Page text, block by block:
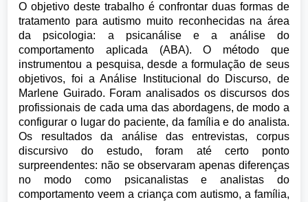
O objetivo deste trabalho é confrontar duas formas de
tratamento para autismo muito reconhecidas na área
da psicologia: a psicanálise e a análise do
comportamento aplicada (ABA). O método que
instrumentou a pesquisa, desde a formulação de seus
objetivos, foi a Análise Institucional do Discurso, de
Marlene Guirado. Foram analisados os discursos dos
profissionais de cada uma das abordagens, de modo a
configurar o lugar do paciente, da família e do analista.
Os resultados da análise das entrevistas, corpus
discursivo do estudo, foram até certo ponto
surpreendentes: não se observaram apenas diferenças
no modo como psicanalistas e analistas do
comportamento veem a criança com autismo, a família,